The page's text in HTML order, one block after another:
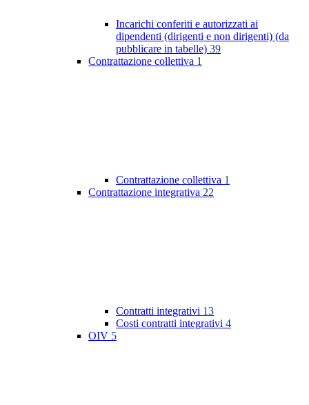
Incarichi conferiti e autorizzati ai
dipendenti (dirigenti e non dirigenti) (da
pubblicare in tabelle) 39
Contrattazione collettiva 1
Contrattazione collettiva 1
Contrattazione integrativa 22
Contratti integrativi 13
Costi contratti integrativi 4
OIV 5